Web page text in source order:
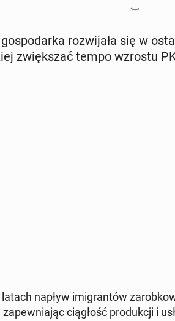
roz­wi­ja­ła się w
zwięk­szać tempo wzrostu
napływ imi­gran­tów
cią­głość pro­duk­cji i